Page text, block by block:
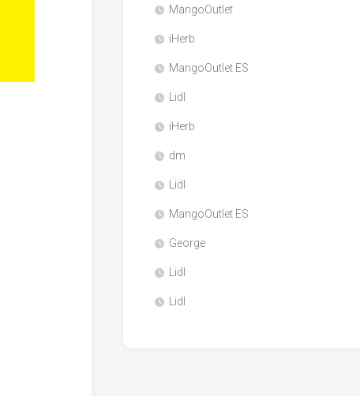
MangoOutlet
iHerb
MangoOutlet ES
Lidl
iHerb
dm
Lidl
MangoOutlet ES
George
Lidl
Lidl